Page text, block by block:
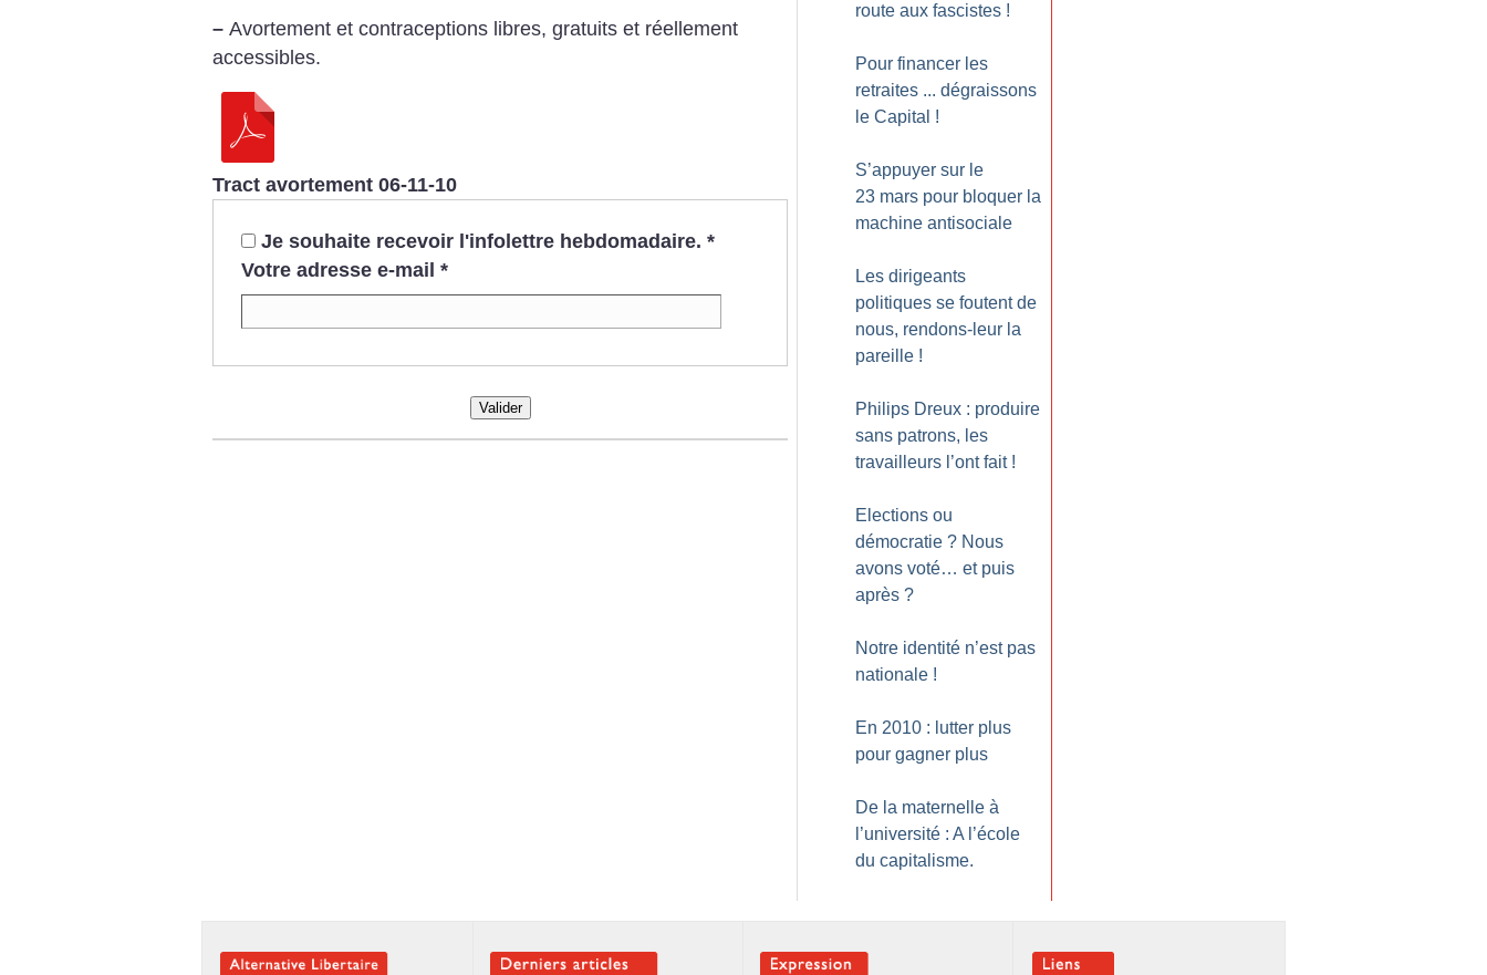
– Avortement et contraceptions libres, gratuits et réellement
accessibles.
Tract avortement 06-11-10
Je souhaite recevoir l'infolettre hebdomadaire. *
Votre adresse e-mail *
Valider
route aux fascistes !
Pour financer les
retraites ... dégraissons
le Capital !
S’appuyer sur le
23 mars pour bloquer la
machine antisociale
Les dirigeants
politiques se foutent de
nous, rendons-leur la
pareille !
Philips Dreux : produire
sans patrons, les
travailleurs l’ont fait !
Elections ou
démocratie ? Nous
avons voté… et puis
après ?
Notre identité n’est pas
nationale !
En 2010 : lutter plus
pour gagner plus
De la maternelle à
l’université : A l’école
du capitalisme.